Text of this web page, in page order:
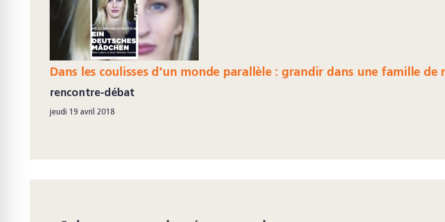
Dans les coulisses d'un monde parallèle : grandir dans une famille de
rencontre-débat
jeudi 19 avril 2018